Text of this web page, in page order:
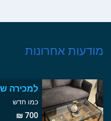
מודעות אחרונות
למכירה
כמו חדש
700 ₪